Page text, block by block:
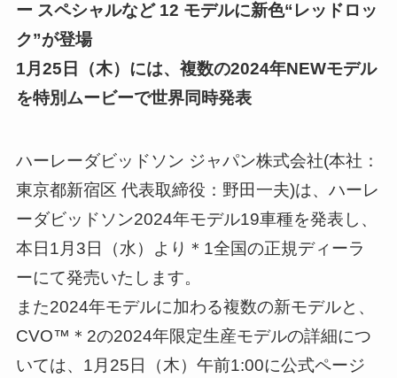
ー スペシャルなど 12 モデルに新色“レッドロッ
ク”が登場
1月25日（木）には、複数の2024年NEWモデル
を特別ムービーで世界同時発表
ハーレーダビッドソン ジャパン株式会社(本社：
東京都新宿区 代表取締役：野田一夫)は、ハーレ
ーダビッドソン2024年モデル19車種を発表し、
本日1月3日（水）より＊1全国の正規ディーラ
ーにて発売いたします。
また2024年モデルに加わる複数の新モデルと、
CVO™＊2の2024年限定生産モデルの詳細につ
いては、1月25日（木）午前1:00に公式ページ